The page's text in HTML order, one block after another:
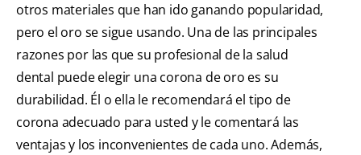
otros materiales que han ido ganando popularidad,
pero el oro se sigue usando. Una de las principales
razones por las que su profesional de la salud
dental puede elegir una corona de oro es su
durabilidad. Él o ella le recomendará el tipo de
corona adecuado para usted y le comentará las
ventajas y los inconvenientes de cada uno. Además,